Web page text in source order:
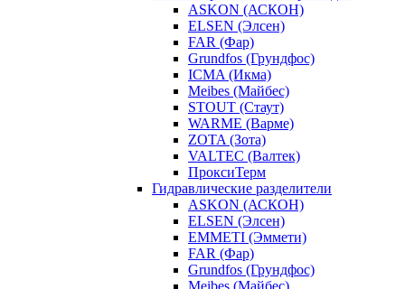
ASKON (АСКОН)
ELSEN (Элсен)
FAR (Фар)
Grundfos (Грундфос)
ICMA (Икма)
Meibes (Майбес)
STOUT (Стаут)
WARME (Варме)
ZOTA (Зота)
VALTEC (Валтек)
ПроксиТерм
Гидравлические разделители
ASKON (АСКОН)
ELSEN (Элсен)
EMMETI (Эммети)
FAR (Фар)
Grundfos (Грундфос)
Meibes (Майбес)